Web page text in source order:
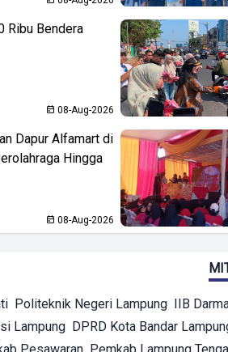
Ribu Bendera
08-Aug-2026
Dapur Alfamart di
Hingga
08-Aug-2026
Politeknik Negeri Lampung IIB
Lampung DPRD Kota Bandar